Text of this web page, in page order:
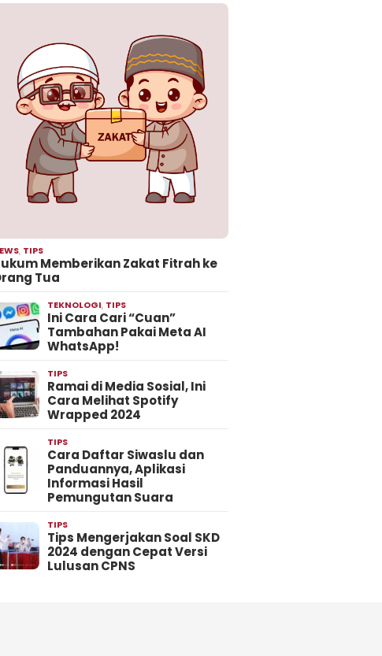
, TIPS
Memberikan Zakat Fitrah ke
Tua
TEKNOLOGI, TIPS
Ini Cara Cari “Cuan”
Tambahan Pakai Meta AI
WhatsApp!
TIPS
Ramai di Media Sosial, Ini
Cara Melihat Spotify
Wrapped 2024
TIPS
Cara Daftar Siwaslu dan
Panduannya, Aplikasi
Informasi Hasil
Pemungutan Suara
TIPS
Tips Mengerjakan Soal SKD
2024 dengan Cepat Versi
Lulusan CPNS